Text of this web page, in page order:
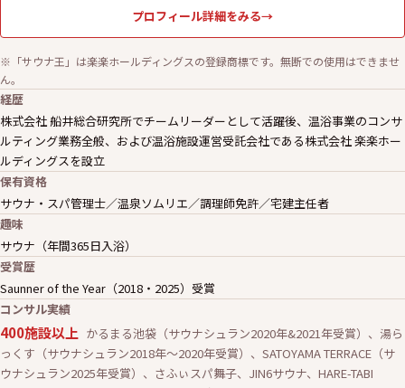
プロフィール詳細をみる→
※「サウナ王」は楽楽ホールディングスの登録商標です。無断での使用はできませ
ん。
経歴
株式会社 船井総合研究所でチームリーダーとして活躍後、温浴事業のコンサ
ルティング業務全般、および温浴施設運営受託会社である株式会社 楽楽ホー
ルディングスを設立
保有資格
サウナ・スパ管理士／温泉ソムリエ／調理師免許／宅建主任者
趣味
サウナ（年間365日入浴）
受賞歴
Saunner of the Year（2018・2025）受賞
コンサル実績
400施設以上 かるまる池袋（サウナシュラン2020年&2021年受賞）、湯ら
っくす（サウナシュラン2018年〜2020年受賞）、SATOYAMA TERRACE（サ
ウナシュラン2025年受賞）、さふぃスパ舞子、JIN6サウナ、HARE-TABI